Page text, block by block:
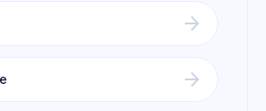
arrow_forward
arrow_forward